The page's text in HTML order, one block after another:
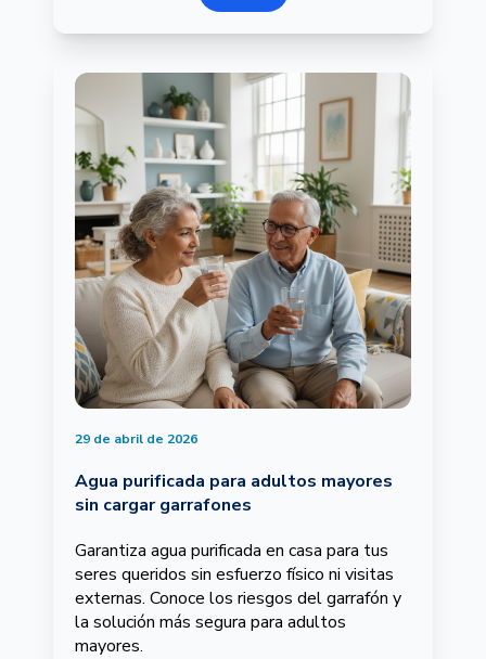
29 de abril de 2026
Agua purificada para adultos mayores
sin cargar garrafones
Garantiza agua purificada en casa para tus
seres queridos sin esfuerzo físico ni visitas
externas. Conoce los riesgos del garrafón y
la solución más segura para adultos
mayores.